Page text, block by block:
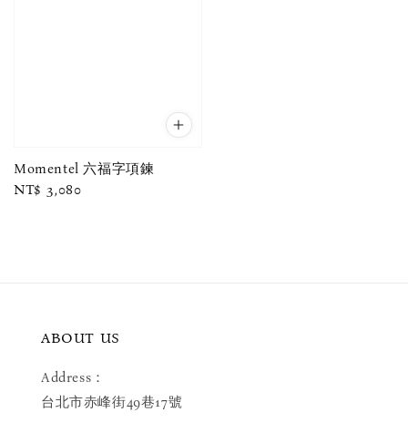
Momentel 六福字項鍊
Regular
NT$ 3,080
ABOUT US
Address：
台北市赤峰街49巷17號